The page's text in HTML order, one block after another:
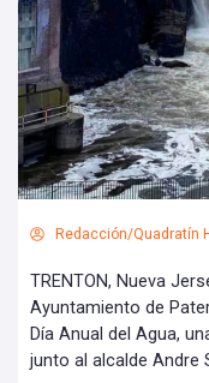
Redacción/Quadratín
TRENTON, Nueva
Ayuntamiento de
Día Anual del Agua,
junto al alcalde Andre